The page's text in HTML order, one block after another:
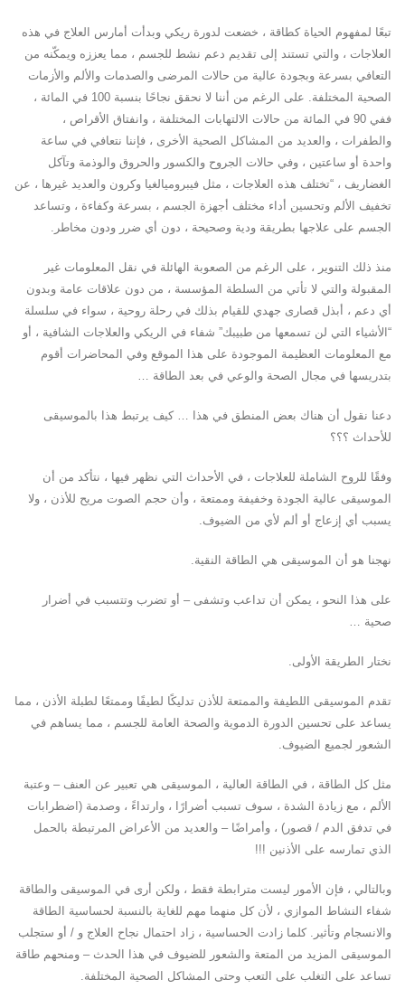
تبعًا لمفهوم الحياة كطاقة ، خضعت لدورة ريكي وبدأت أمارس العلاج في هذه
العلاجات ، والتي تستند إلى تقديم دعم نشط للجسم ، مما يعززه ويمكّنه من
التعافي بسرعة وبجودة عالية من حالات المرضى والصدمات والألم والأزمات
الصحية المختلفة. على الرغم من أننا لا نحقق نجاحًا بنسبة 100 في المائة ،
ففي 90 في المائة من حالات الالتهابات المختلفة ، وانفتاق الأقراص ،
والطفرات ، والعديد من المشاكل الصحية الأخرى ، فإننا نتعافي في ساعة
واحدة أو ساعتين ، وفي حالات الجروح والكسور والحروق والوذمة وتآكل
الغضاريف ، “تختلف هذه العلاجات ، مثل فيبروميالغيا وكرون والعديد غيرها ، عن
تخفيف الألم وتحسين أداء مختلف أجهزة الجسم ، بسرعة وكفاءة ، وتساعد
الجسم على علاجها بطريقة ودية وصحيحة ، دون أي ضرر ودون مخاطر.
منذ ذلك التنوير ، على الرغم من الصعوبة الهائلة في نقل المعلومات غير
المقبولة والتي لا تأتي من السلطة المؤسسة ، من دون علاقات عامة وبدون
أي دعم ، أبذل قصارى جهدي للقيام بذلك في رحلة روحية ، سواء في سلسلة
“الأشياء التي لن تسمعها من طبيبك” شفاء في الريكي والعلاجات الشافية ، أو
مع المعلومات العظيمة الموجودة على هذا الموقع وفي المحاضرات أقوم
بتدريسها في مجال الصحة والوعي في بعد الطاقة …
دعنا نقول أن هناك بعض المنطق في هذا … كيف يرتبط هذا بالموسيقى
للأحداث ؟؟؟
وفقًا للروح الشاملة للعلاجات ، في الأحداث التي نظهر فيها ، نتأكد من أن
الموسيقى عالية الجودة وخفيفة وممتعة ، وأن حجم الصوت مريح للأذن ، ولا
يسبب أي إزعاج أو ألم لأي من الضيوف.
نهجنا هو أن الموسيقى هي الطاقة النقية.
على هذا النحو ، يمكن أن تداعب وتشفى – أو تضرب وتتسبب في أضرار
صحية …
نختار الطريقة الأولى.
تقدم الموسيقى اللطيفة والممتعة للأذن تدليكًا لطيفًا وممتعًا لطبلة الأذن ، مما
يساعد على تحسين الدورة الدموية والصحة العامة للجسم ، مما يساهم في
الشعور لجميع الضيوف.
مثل كل الطاقة ، في الطاقة العالية ، الموسيقى هي تعبير عن العنف – وعتبة
الألم ، مع زيادة الشدة ، سوف تسبب أضرارًا ، وارتداءً ، وصدمة (اضطرابات
في تدفق الدم / قصور) ، وأمراضًا – والعديد من الأعراض المرتبطة بالحمل
الذي تمارسه على الأذنين !!!
وبالتالي ، فإن الأمور ليست مترابطة فقط ، ولكن أرى في الموسيقى والطاقة
شفاء النشاط الموازي ، لأن كل منهما مهم للغاية بالنسبة لحساسية الطاقة
والانسجام وتأثير. كلما زادت الحساسية ، زاد احتمال نجاح العلاج و / أو ستجلب
الموسيقى المزيد من المتعة والشعور للضيوف في هذا الحدث – ومنحهم طاقة
تساعد على التغلب على التعب وحتى المشاكل الصحية المختلفة.